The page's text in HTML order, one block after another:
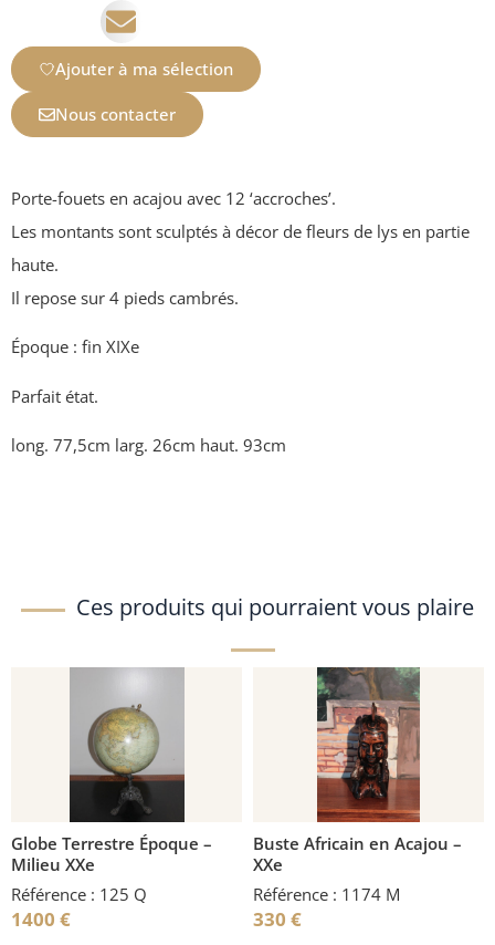
Ajouter à ma sélection
Nous contacter
Porte-fouets en acajou avec 12 ‘accroches’.
Les montants sont sculptés à décor de fleurs de lys en partie
haute.
Il repose sur 4 pieds cambrés.
Époque : fin XIXe
Parfait état.
long. 77,5cm larg. 26cm haut. 93cm
Ces produits qui pourraient vous plaire
Globe Terrestre Époque –
Milieu XXe
Référence : 125 Q
1400 €
Buste Africain en Acajou –
XXe
Référence : 1174 M
330 €